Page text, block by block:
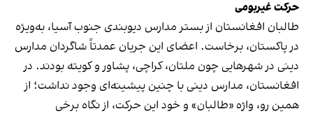
حرکت غیربومی
طالبان افغانستان از بستر مدارس دیوبندی جنوب آسیا، به‌ویژه
در پاکستان، برخاست. اعضای این جریان عمدتاً شاگردان مدارس
دینی در شهرهایی چون ملتان، کراچی، پشاور و کویته بودند. در
افغانستان، مدارس دینی با چنین پیشینه‌ای وجود نداشت؛ از
همین رو، واژه «طالبان» و خود این حرکت، از نگاه برخی